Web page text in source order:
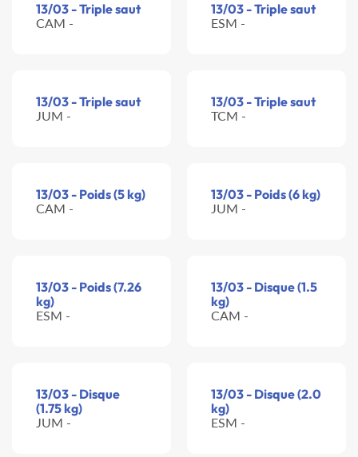
13/03 - Triple saut
CAM -
13/03 - Triple saut
ESM -
13/03 - Triple saut
JUM -
13/03 - Triple saut
TCM -
13/03 - Poids (5 kg)
CAM -
13/03 - Poids (6 kg)
JUM -
13/03 - Poids (7.26
kg)
ESM -
13/03 - Disque (1.5
kg)
CAM -
13/03 - Disque
(1.75 kg)
JUM -
13/03 - Disque (2.0
kg)
ESM -